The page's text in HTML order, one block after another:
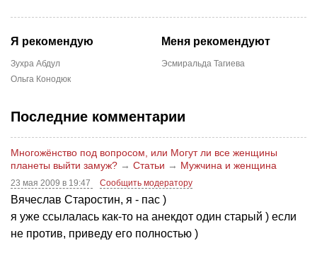
Я рекомендую
Зухра Абдул
Ольга Конодюк
Меня рекомендуют
Эсмиральда Тагиева
Последние комментарии
Многожёнство под вопросом, или Могут ли все женщины
планеты выйти замуж? → Статьи → Мужчина и женщина
23 мая 2009 в 19:47 Сообщить модератору
Вячеслав Старостин, я - пас )
я уже ссылалась как-то на анекдот один старый ) если
не против, приведу его полностью )